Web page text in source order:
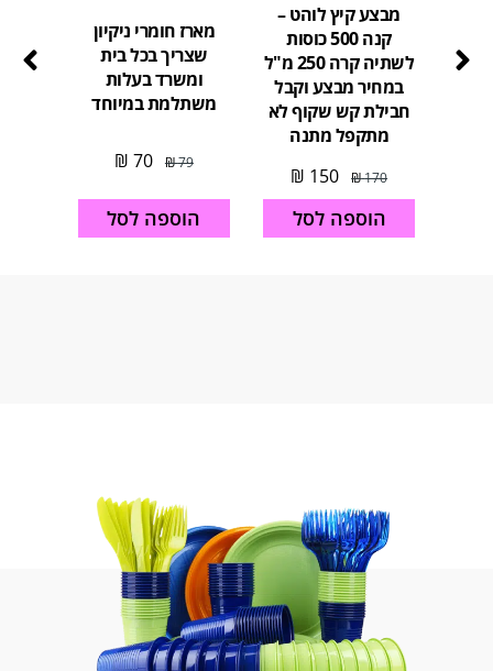
מבצע קיץ לוהט –
קנה 500 כוסות
לשתיה קרה 250 מ"ל
במחיר מבצע וקבל
חבילת קש שקוף לא
מתקפל מתנה
170
₪
150
₪
הוספה לסל
מארז חומרי ניקיון
שצריך בכל בית
ומשרד בעלות
משתלמת במיוחד
79
₪
70
₪
הוספה לסל